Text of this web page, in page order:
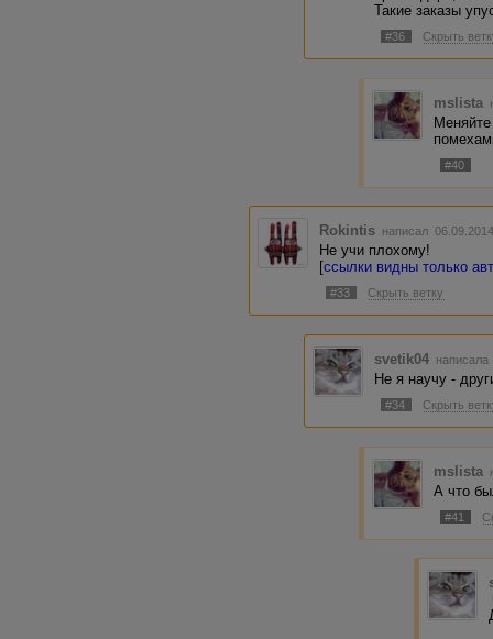
Такие заказы
#36 Скрыть
mslista
#40
Rokintis написал
Не учи плохому!
[ссылки видны только
#33 Скрыть ветку
svetik04
Не я научу -
#34 Скрыть
mslista
А что
#41